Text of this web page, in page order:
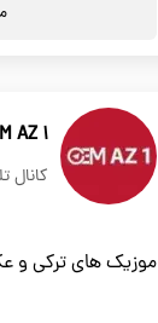
AZ 1
کانال
موزیک های ترکی و